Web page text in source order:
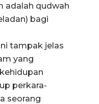
adalah qudwah
bagi
tampak jelas
yang
perkara-
seorang